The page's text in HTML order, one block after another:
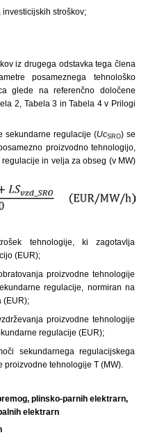
stroškov;
iz drugega odstavka tega člena
posameznega tehnološko
glede na referenčno določene
2, Tabela 3 in Tabela 4 v Prilogi
sekundarne regulacije (UcSRO) se
proizvodno tehnologijo,
in velja za obseg (v MW)
tehnologije, ki zagotavlja
(EUR);
proizvodne tehnologije
regulacije, normiran na
(EUR);
proizvodne tehnologije
regulacije (EUR);
sekundarnega regulacijskega
proizvodne tehnologije T (MW).
plinsko-parnih elektrarn,
elektrarn